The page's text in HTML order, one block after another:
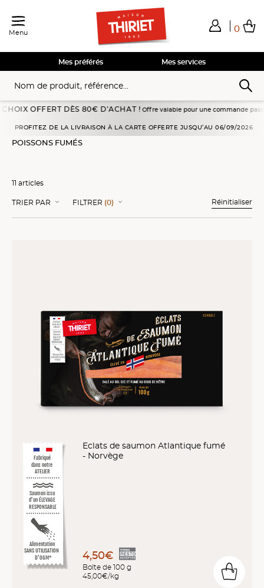
Menu 0
Total de mes achats
Voir mon panier
Voir mon panier
Voir mon panier
Voir mon panier
Mes services
Mes préférés
DÈS 80€ D’ACHAT !Offre valable pour une commande passée en
PROFITEZ DE LA LIVRAISON À LA CARTE OFFERTE JUSQU’AU 06/09/2026
POISSONS FUMÉS
11 articles
TRIER PAR FILTRER (0) Réinitialiser
Fabriqué
dans notre
ATELIER
Alimentation
SANS UTILISATION
D’OGM*
Saumon issu
d’un ÉLEVAGE
RESPONSABLE
Eclats de saumon Atlantique fumé
- Norvège
4,50€
Boîte de 100 g
45,00€/kg